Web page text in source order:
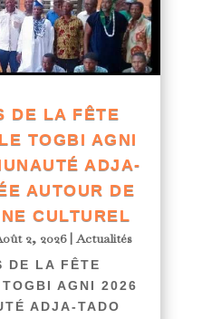
DE LA FÊTE
TOGBI AGNI
ADJA-
AUTOUR DE
CULTUREL
2, 2026|Actualités
DE LA FÊTE
AGNI 2026
ADJA-TADO